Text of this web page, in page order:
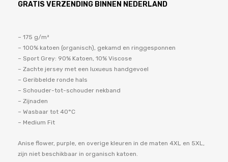
GRATIS VERZENDING BINNEN NEDERLAND
– 175 g/m²
– 100% katoen (organisch), gekamd en ringgesponnen
– Sport Grey: 90% Katoen, 10% Viscose
– Zachte jersey met een luxueus handgevoel
– Geribbelde ronde hals
– Schouder-tot-schouder nekband
– Zijnaden
– Wasbaar tot 40°C
– Medium Fit
Anise flower, purple, en overige kleuren in de maten 4XL en 5XL,
zijn niet beschikbaar in organisch katoen.